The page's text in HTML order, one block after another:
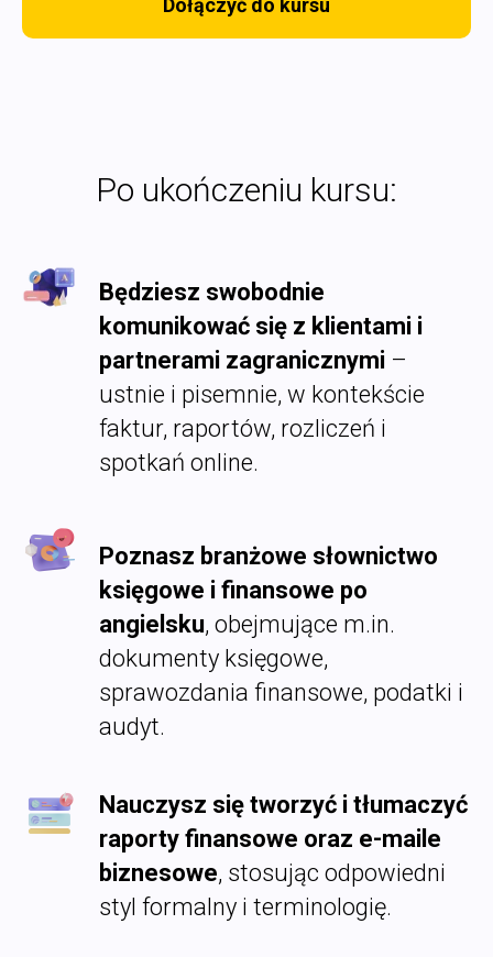
Dołączyć do kursu
Po ukończeniu kursu:
Będziesz swobodnie
komunikować się z klientami i
partnerami zagranicznymi –
ustnie i pisemnie, w kontekście
faktur, raportów, rozliczeń i
spotkań online.
Poznasz branżowe słownictwo
księgowe i finansowe po
angielsku, obejmujące m.in.
dokumenty księgowe,
sprawozdania finansowe, podatki i
audyt.
Nauczysz się tworzyć i tłumaczyć
raporty finansowe oraz e-maile
biznesowe, stosując odpowiedni
styl formalny i terminologię.